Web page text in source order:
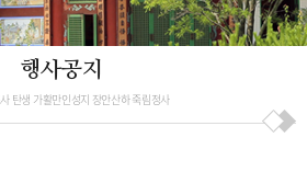
행사공지
탄생 가활만인성지 장안산하 죽림정사